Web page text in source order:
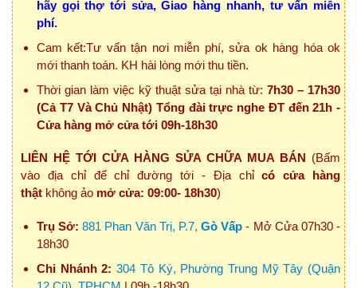
hãy gọi thợ tới sửa, Giao hàng nhanh, tư vấn miễn
phí.
Cam kết:Tư vấn tận nơi miễn phí, sửa ok hàng hóa ok
mới thanh toán. KH hài lòng mới thu tiền.
Thời gian làm việc kỹ thuật sửa tại nhà từ: 7h30 – 17h30
(Cả T7 Và Chủ Nhật) Tổng đài trực nghe ĐT đến 21h -
Cửa hàng mở cửa tới 09h-18h30
LIÊN HỆ TỚI CỬA HÀNG SỬA CHỮA MUA BÁN (Bấm
vào địa chỉ để chỉ đường tới - Địa chỉcó cửa hàng
thật không ảo mở cửa: 09:00- 18h30)
Trụ Sở: 881 Phan Văn Trị, P.7,Gò Vấp - Mở Cửa 07h30 -
18h30
Chi Nhánh 2: 304 Tô Ký, Phường Trung Mỹ Tây (Quận